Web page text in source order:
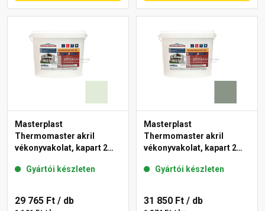
Masterplast
Thermomaster akril
vékonyvakolat, kapart 2
Gyártói készleten
29 765 Ft / db
Masterplast
Thermomaster akril
vékonyvakolat, kapart 2
Gyártói készleten
31 850 Ft / db